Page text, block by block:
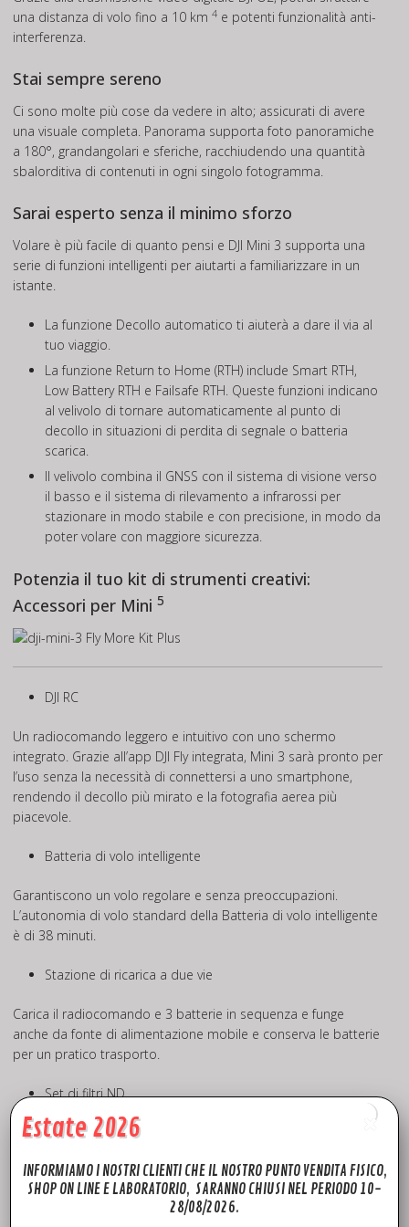
una distanza di volo fino a 10 km 4 e potenti funzionalità anti-
interferenza.
Stai sempre sereno
Ci sono molte più cose da vedere in alto; assicurati di avere
una visuale completa. Panorama supporta foto panoramiche
a 180°, grandangolari e sferiche, racchiudendo una quantità
sbalorditiva di contenuti in ogni singolo fotogramma.
Sarai esperto senza il minimo sforzo
Volare è più facile di quanto pensi e DJI Mini 3 supporta una
serie di funzioni intelligenti per aiutarti a familiarizzare in un
istante.
La funzione Decollo automatico ti aiuterà a dare il via al
tuo viaggio.
La funzione Return to Home (RTH) include Smart RTH,
Low Battery RTH e Failsafe RTH. Queste funzioni indicano
al velivolo di tornare automaticamente al punto di
decollo in situazioni di perdita di segnale o batteria
scarica.
Il velivolo combina il GNSS con il sistema di visione verso
il basso e il sistema di rilevamento a infrarossi per
stazionare in modo stabile e con precisione, in modo da
poter volare con maggiore sicurezza.
Potenzia il tuo kit di strumenti creativi:
Accessori per Mini 5
DJI RC
Un radiocomando leggero e intuitivo con uno schermo
integrato. Grazie all’app DJI Fly integrata, Mini 3 sarà pronto per
l’uso senza la necessità di connettersi a uno smartphone,
rendendo il decollo più mirato e la fotografia aerea più
piacevole.
Batteria di volo intelligente
Garantiscono un volo regolare e senza preoccupazioni.
L’autonomia di volo standard della Batteria di volo intelligente
è di 38 minuti.
Stazione di ricarica a due vie
Carica il radiocomando e 3 batterie in sequenza e funge
anche da fonte di alimentazione mobile e conserva le batterie
per un pratico trasporto.
Set di filtri ND
Adatta la fotocamera di Mini 3 a condizioni di forte
pronta per lo scatto perfetto.
Estate 2026
INFORMIAMO I NOSTRI CLIENTI CHE IL NOSTRO PUNTO VENDITA FISICO,
SHOP ON LINE E LABORATORIO, SARANNO CHIUSI NEL PERIODO 10-
28/08/2026.